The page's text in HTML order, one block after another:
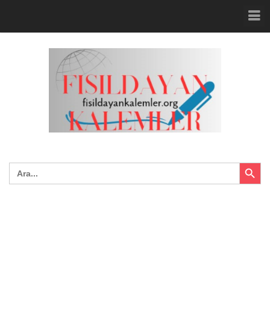
Search
for:
Search Button